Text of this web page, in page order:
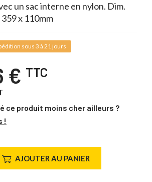
un sac interne en nylon. Dim.
x 110mm
sous 3 à 21 jours
€ TTC
ce produit moins cher ailleurs ?
!
AJOUTER AU PANIER